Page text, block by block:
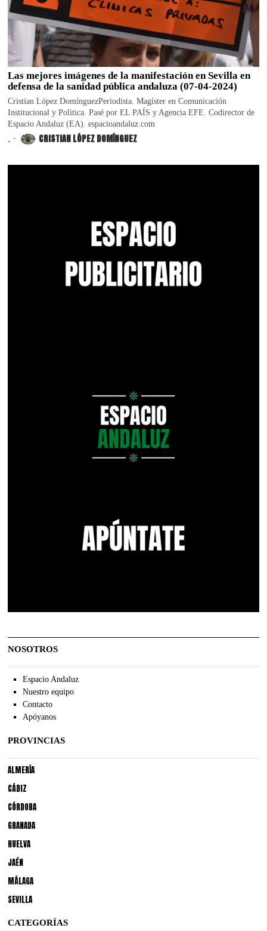
Las mejores imágenes de la manifestación en Sevilla en
defensa de la sanidad pública andaluza (07-04-2024)
Cristian López DomínguezPeriodista. Magíster en Comunicación
Institucional y Política. Pasé por EL PAÍS y Agencia EFE. Codirector de
Espacio Andaluz (EA). espacioandaluz.com
. CRISTIAN LÓPEZ DOMÍNGUEZ
NOSOTROS
Espacio Andaluz
Nuestro equipo
Contacto
Apóyanos
PROVINCIAS
ALMERÍA
CÁDIZ
CÓRDOBA
GRANADA
HUELVA
JAÉN
MÁLAGA
SEVILLA
CATEGORÍAS